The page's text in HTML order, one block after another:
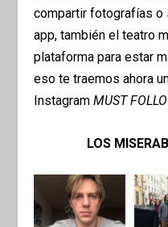
compartir fotografías o
app,también el teatro
plataforma para estar
eso te traemos ahora
InstagramMUST
LOS